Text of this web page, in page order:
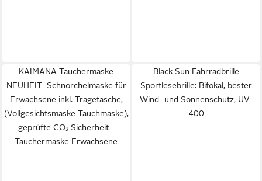
KAIMANA Tauchermaske
NEUHEIT- Schnorchelmaske für
Erwachsene inkl. Tragetasche,
(Vollgesichtsmaske Tauchmaske),
geprüfte CO₂ Sicherheit -
Tauchermaske Erwachsene
Black Sun Fahrradbrille
Sportlesebrille: Bifokal, bester
Wind- und Sonnenschutz, UV-
400